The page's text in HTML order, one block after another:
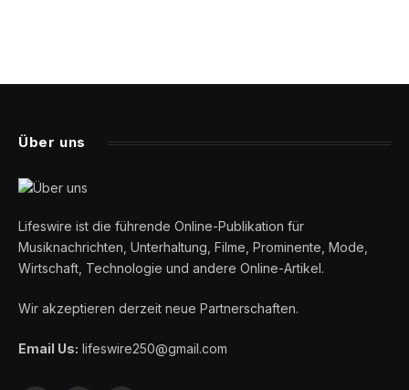
Über uns
Lifeswire ist die führende Online-Publikation für
Musiknachrichten, Unterhaltung, Filme, Prominente, Mode,
Wirtschaft, Technologie und andere Online-Artikel.
Wir akzeptieren derzeit neue Partnerschaften.
Email Us: lifeswire250@gmail.com